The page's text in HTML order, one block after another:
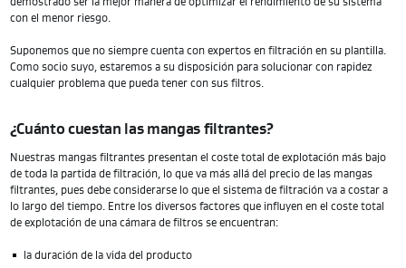
con el menor riesgo.
Suponemos que no siempre cuenta con expertos en filtración en su plantilla.
Como socio suyo, estaremos a su disposición para solucionar con rapidez
cualquier problema que pueda tener con sus filtros.
¿Cuánto cuestan las mangas filtrantes?
Nuestras mangas filtrantes presentan el coste total de explotación más bajo
de toda la partida de filtración, lo que va más allá del precio de las mangas
filtrantes, pues debe considerarse lo que el sistema de filtración va a costar a
lo largo del tiempo. Entre los diversos factores que influyen en el coste total
de explotación de una cámara de filtros se encuentran:
la duración de la vida del producto